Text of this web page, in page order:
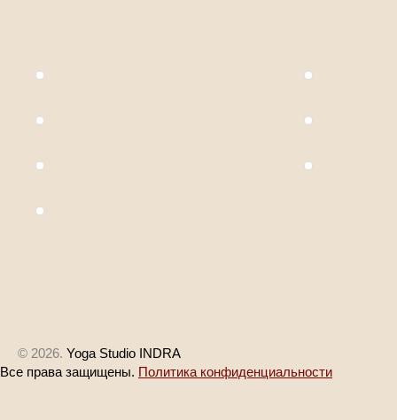
© 2026. Yoga Studio INDRA
Все права защищены. Политика конфиденциальности